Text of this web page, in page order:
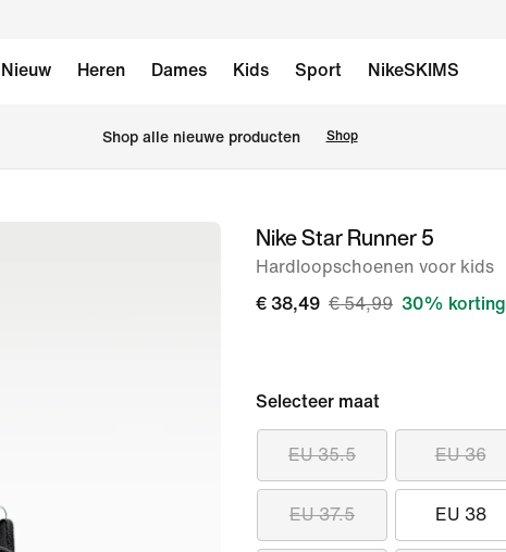
Nieuw Heren Dames Kids Sport NikeSKIMS
Shop alle nieuwe producten Shop
afbeelding
Nike Star Runner 5
Hardloopschoenen voor kids
€ 38,49 € 54,99 30% korting
Selecteer maat
EU 35.5 EU 36
EU 37.5 EU 38